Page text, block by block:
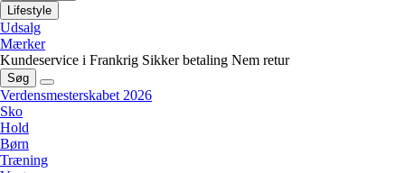
Lifestyle
Udsalg
Mærker
Kundeservice i Frankrig Sikker betaling Nem retur
Søg
Verdensmesterskabet 2026
Sko
Hold
Børn
Træning